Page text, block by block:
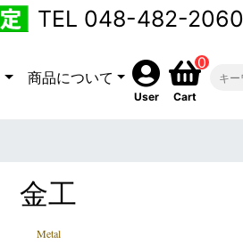
TEL 048-482-2060
商品について
User
0
Cart
金工
Metal